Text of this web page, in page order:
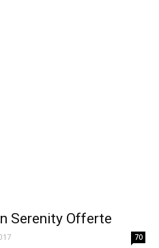
Serenity Offerte
70